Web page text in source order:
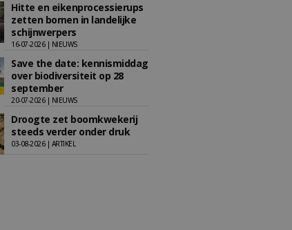
Hitte en eikenprocessierups
zetten bomen in landelijke
schijnwerpers
16-07-2026 | NIEUWS
Save the date: kennismiddag
over biodiversiteit op 28
september
20-07-2026 | NIEUWS
Droogte zet boomkwekerij
steeds verder onder druk
03-08-2026 | ARTIKEL